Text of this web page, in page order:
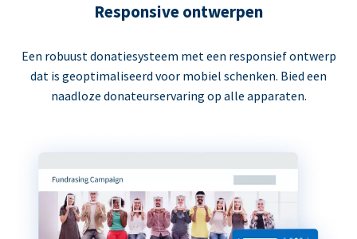
Responsive ontwerpen
Een robuust donatiesysteem met een responsief ontwerp
dat is geoptimaliseerd voor mobiel schenken. Bied een
naadloze donateurservaring op alle apparaten.